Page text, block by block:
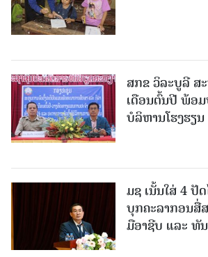
ສກຂ ວິລະບູລີ ສ
ເດືອນຕົ້ນປີ ພ້ອ
ບໍລິຫານໂຮງຮຽນ
ມຊ ເນັ້ນໃສ່ 4 ປັ
ບຸກຄະລາກອນສື່
ມືອາຊີບ ແລະ ທັ